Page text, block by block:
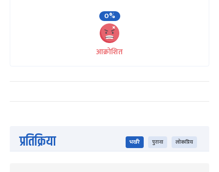
0%
आक्रोशित
प्रतिक्रिया भर्खरै पुराना लोकप्रिय